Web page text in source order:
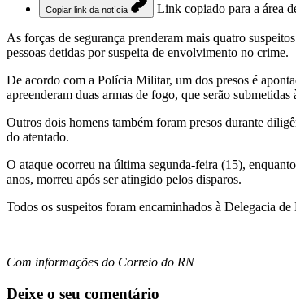
Copiar link da notícia Link copiado para a área
As forças de segurança prenderam mais quatro
pessoas detidas por suspeita de envolvimento no crime.
De acordo com a Polícia Militar, um dos presos é
apreenderam duas armas de fogo, que serão submetidas
Outros dois homens também foram presos durante
do atentado.
O ataque ocorreu na última segunda-feira (15),
anos, morreu após ser atingido pelos disparos.
Todos os suspeitos foram encaminhados à Delegacia
Com informações do Correio do RN
Deixe o seu comentário